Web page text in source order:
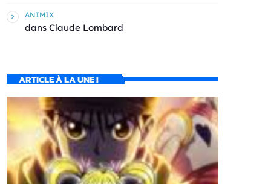
ANIMIX
dans Claude Lombard
ARTICLE À LA UNE !